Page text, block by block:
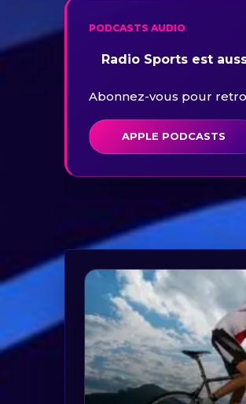
PODCASTS AUDIO
Radio Sports est
Abonnez-vous pour
APPLE PODCASTS